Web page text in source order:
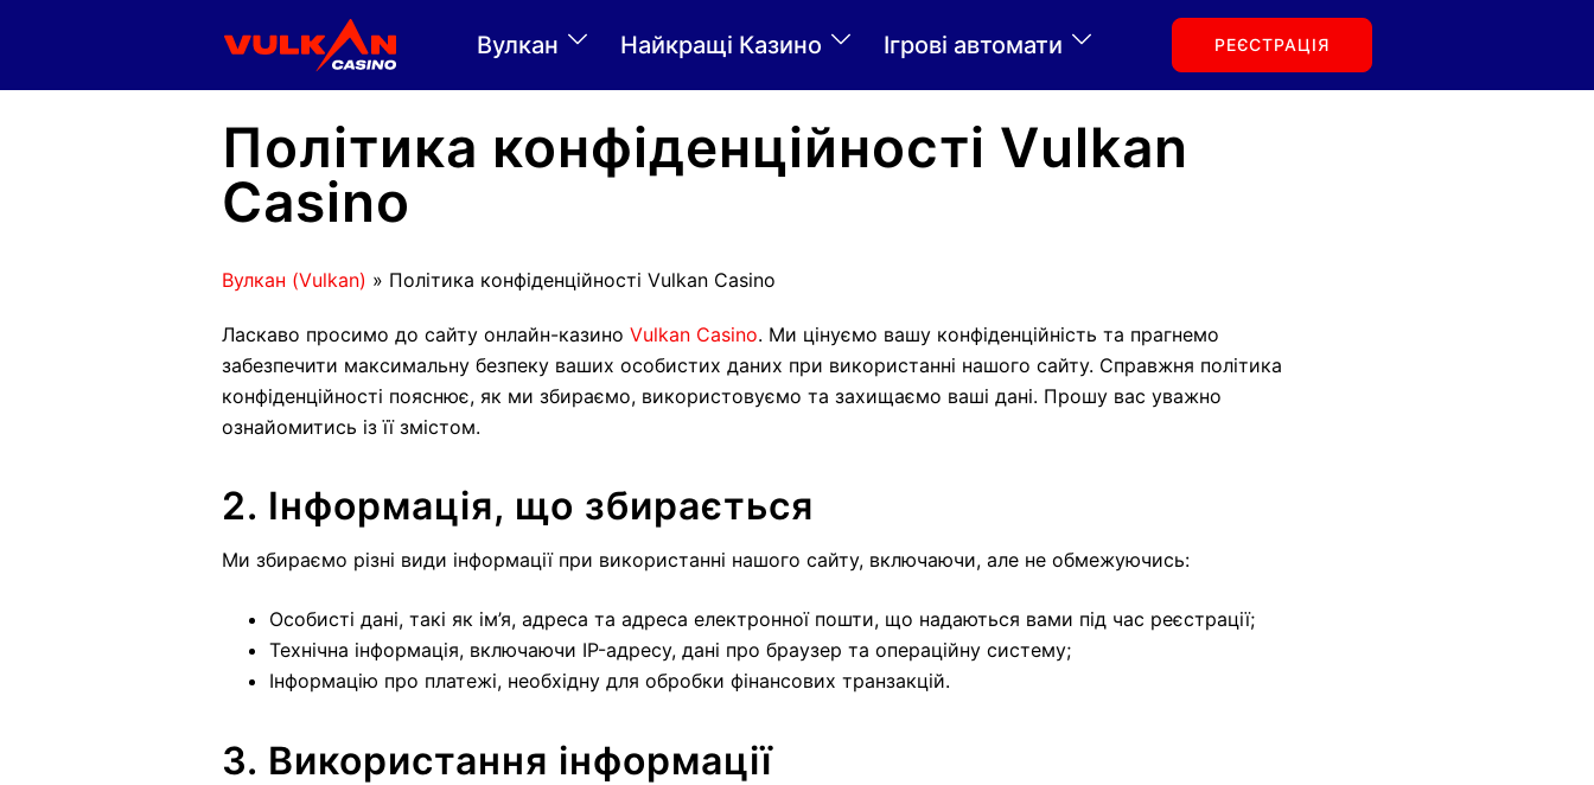
Вулкан Найкращі Казино Ігрові автомати РЕЄСТРАЦІЯ
Політика конфіденційності Vulkan
Casino
Вулкан (Vulkan) » Політика конфіденційності Vulkan Casino
Ласкаво просимо до сайту онлайн-казино Vulkan Casino. Ми цінуємо вашу конфіденційність та прагнемо
забезпечити максимальну безпеку ваших особистих даних при використанні нашого сайту. Справжня політика
конфіденційності пояснює, як ми збираємо, використовуємо та захищаємо ваші дані. Прошу вас уважно
ознайомитись із її змістом.
2. Інформація, що збирається
Ми збираємо різні види інформації при використанні нашого сайту, включаючи, але не обмежуючись:
Особисті дані, такі як ім’я, адреса та адреса електронної пошти, що надаються вами під час реєстрації;
Технічна інформація, включаючи IP-адресу, дані про браузер та операційну систему;
Інформацію про платежі, необхідну для обробки фінансових транзакцій.
3. Використання інформації